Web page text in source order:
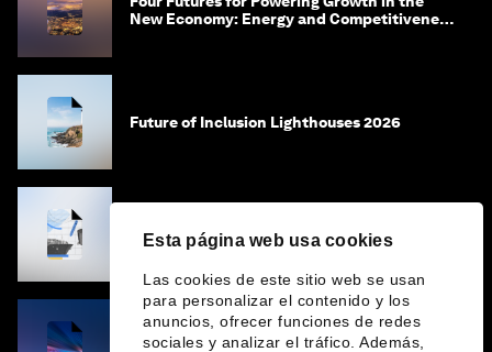
Esta página web usa cookies
Las cookies de este sitio web se usan
para personalizar el contenido y los
anuncios, ofrecer funciones de redes
sociales y analizar el tráfico. Además,
New Economy: Energy and Competitiveness
Future of Inclusion Lighthouses 2026
Chief Economists' Outlook: May 2026
Growth in the New Economy: Towards a